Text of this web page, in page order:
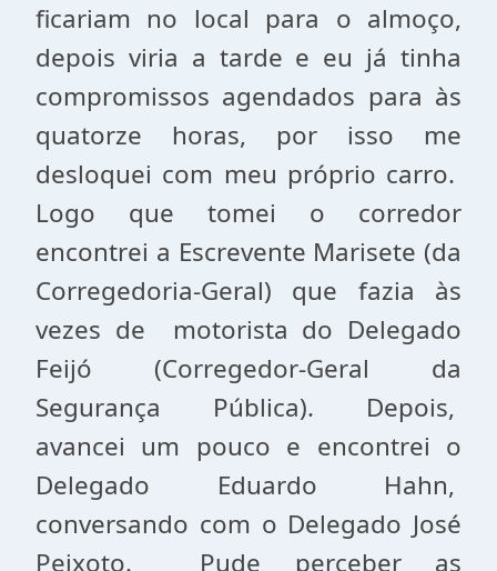
ficariam no local para o almoço,
depois viria a tarde e eu já tinha
compromissos agendados para às
quatorze horas, por isso me
desloquei com meu próprio carro.
Logo que tomei o corredor
encontrei a Escrevente Marisete (da
Corregedoria-Geral) que fazia às
vezes de motorista do Delegado
Feijó (Corregedor-Geral da
Segurança Pública). Depois,
avancei um pouco e encontrei o
Delegado Eduardo Hahn,
conversando com o Delegado José
Peixoto. Pude perceber as